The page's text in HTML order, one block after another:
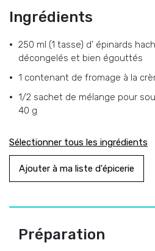
Ingrédients
250 ml (1 tasse) d’ épinards
décongelés et bien égouttés
1 contenant de fromage à la
1/2 sachet de mélange pour
40 g
Sélectionner tous les ingrédients
Ajouter à ma liste d'épicerie
Préparation